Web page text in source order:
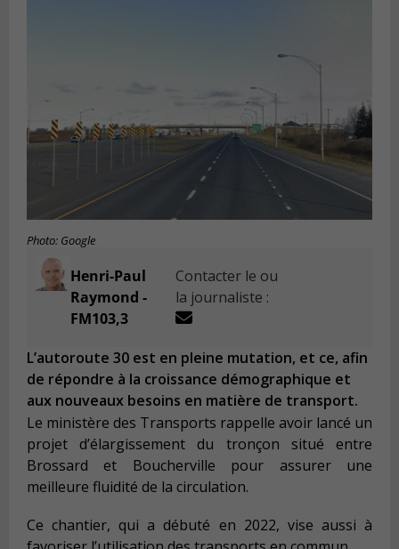
Photo: Google
Henri-Paul
Raymond -
FM103,3
Contacter le ou
la journaliste :
L’autoroute 30 est en pleine mutation, et ce, afin
de répondre à la croissance démographique et
aux nouveaux besoins en matière de transport.
Le ministère des Transports rappelle avoir lancé un
projet d’élargissement du tronçon situé entre
Brossard et Boucherville pour assurer une
meilleure fluidité de la circulation.
Ce chantier, qui a débuté en 2022, vise aussi à